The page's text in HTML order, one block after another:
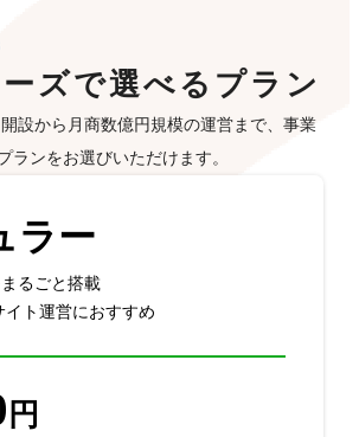
ズで選べるプラン
設から月商数億円規模の運営まで、事業
ランをお選びいただけます。
ラー
るごと搭載
イト運営におすすめ
円